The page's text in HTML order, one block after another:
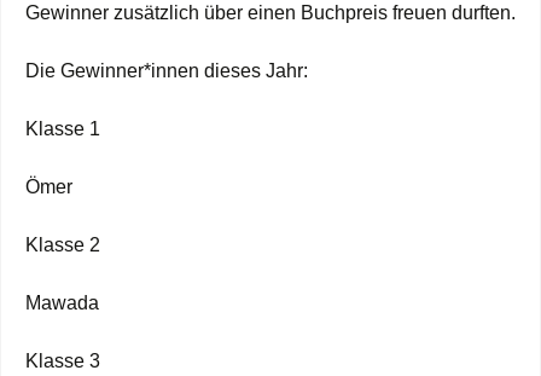
Gewinner zusätzlich über einen Buchpreis freuen durften.
Die Gewinner*innen dieses Jahr:
Klasse 1
Ömer
Klasse 2
Mawada
Klasse 3